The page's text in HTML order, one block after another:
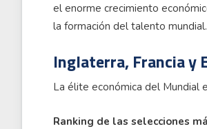
el enorme crecimiento
la formación del talento mundial.
Inglaterra, Francia y
La élite económica del Mundial
Ranking de las selecciones